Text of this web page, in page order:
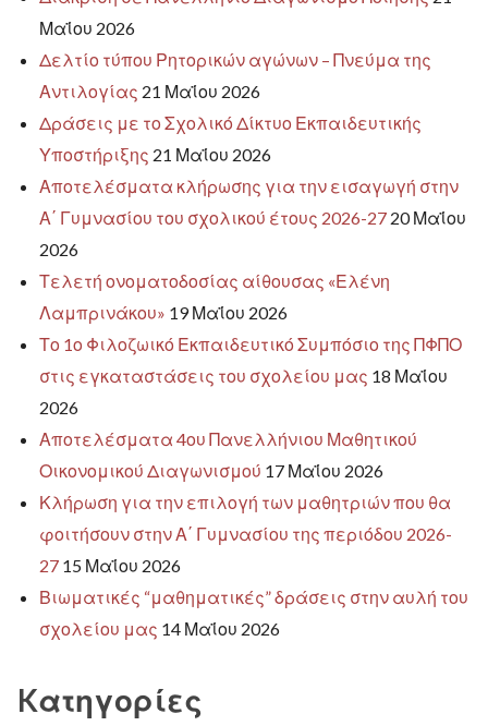
Μαΐου 2026
Δελτίο τύπου Ρητορικών αγώνων – Πνεύμα της
Αντιλογίας 21 Μαΐου 2026
Δράσεις με το Σχολικό Δίκτυο Εκπαιδευτικής
Υποστήριξης 21 Μαΐου 2026
Αποτελέσματα κλήρωσης για την εισαγωγή στην
Α΄ Γυμνασίου του σχολικού έτους 2026-27 20 Μαΐου
2026
Τελετή ονοματοδοσίας αίθουσας «Ελένη
Λαμπρινάκου» 19 Μαΐου 2026
Το 1ο Φιλοζωικό Εκπαιδευτικό Συμπόσιο της ΠΦΠΟ
στις εγκαταστάσεις του σχολείου μας 18 Μαΐου
2026
Αποτελέσματα 4ου Πανελλήνιου Μαθητικού
Οικονομικού Διαγωνισμού 17 Μαΐου 2026
Κλήρωση για την επιλογή των μαθητριών που θα
φοιτήσουν στην Α΄ Γυμνασίου της περιόδου 2026-
27 15 Μαΐου 2026
Βιωματικές “μαθηματικές” δράσεις στην αυλή του
σχολείου μας 14 Μαΐου 2026
Kατηγορίες